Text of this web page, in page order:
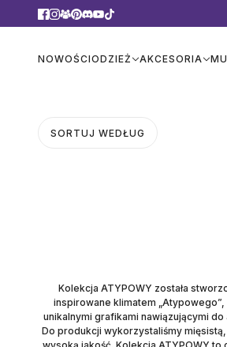
NOWOŚCIODZIEŻ AKCESORIA
SORTUJ WEDŁUG
Kolekcja ATYPOWY została
inspirowane klimatem
unikalnymi grafikami nawiązującymi
Do produkcji wykorzystaliśmy